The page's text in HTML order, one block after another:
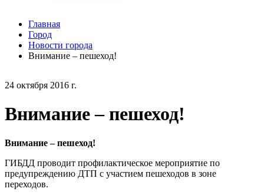
24 октября 2016 г.
Внимание – пешеход!
Внимание – пешеход!
ГИБДД проводит профилактическое мероприятие по
предупреждению ДТП с участием пешеходов в зоне
переходов.
Главная
Город
Новости города
Внимание – пешеход!